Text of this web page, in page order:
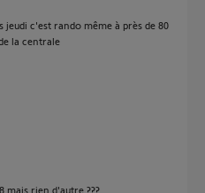
c'est rando même à près de 80
la centrale
mais rien d'autre ???